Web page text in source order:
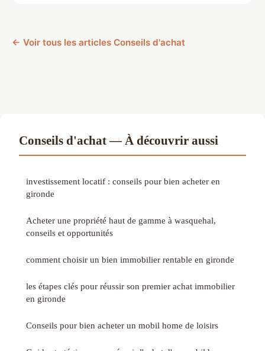
← Voir tous les articles Conseils d'achat
Conseils d'achat — À découvrir aussi
investissement locatif : conseils pour bien acheter en
gironde
Acheter une propriété haut de gamme à wasquehal,
conseils et opportunités
comment choisir un bien immobilier rentable en gironde
les étapes clés pour réussir son premier achat immobilier
en gironde
Conseils pour bien acheter un mobil home de loisirs